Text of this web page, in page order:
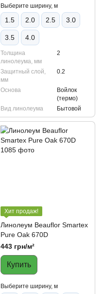
Выберите ширину, м
1.5 2.0 2.5 3.0
3.5 4.0
Толщина
линолеума, мм
2
Защитный слой,
мм
0.2
Основа
Войлок
(термо)
Вид линолеума
Бытовой
Хит продаж!
Линолеум Beauflor Smartex
Pure Oak 670D
443 грн/м²
Купить
Выберите ширину, м